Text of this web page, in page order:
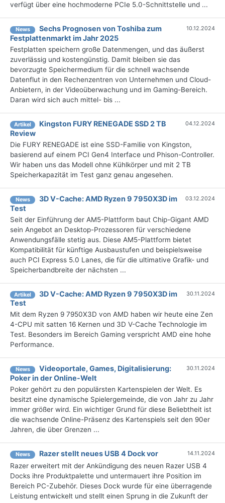
verfügt über eine hochmoderne PCIe 5.0-Schnittstelle und ...
News
Sechs Prognosen von Toshiba zum
Festplattenmarkt im Jahr 2025
10.12.2024
Festplatten speichern große Datenmengen, und das äußerst
zuverlässig und kostengünstig. Damit bleiben sie das
bevorzugte Speichermedium für die schnell wachsende
Datenflut in den Rechenzentren von Unternehmen und Cloud-
Anbietern, in der Videoüberwachung und im Gaming-Bereich.
Daran wird sich auch mittel- bis ...
Artikel
Kingston FURY RENEGADE SSD 2 TB
Review
04.12.2024
Die FURY RENEGADE ist eine SSD-Familie von Kingston,
basierend auf einem PCI Gen4 Interface und Phison-Controller.
Wir haben uns das Modell ohne Kühlkörper und mit 2 TB
Speicherkapazität im Test ganz genau angesehen.
News
3D V-Cache: AMD Ryzen 9 7950X3D im
Test
03.12.2024
Seit der Einführung der AM5-Plattform baut Chip-Gigant AMD
sein Angebot an Desktop-Prozessoren für verschiedene
Anwendungsfälle stetig aus. Diese AM5-Plattform bietet
Kompatibilität für künftige Ausbaustufen und beispielsweise
auch PCI Express 5.0 Lanes, die für die ultimative Grafik- und
Speicherbandbreite der nächsten ...
Artikel
3D V-Cache: AMD Ryzen 9 7950X3D im
Test
30.11.2024
Mit dem Ryzen 9 7950X3D von AMD haben wir heute eine Zen
4-CPU mit satten 16 Kernen und 3D V-Cache Technologie im
Test. Besonders im Bereich Gaming verspricht AMD eine hohe
Performance.
News
Videoportale, Games, Digitalisierung:
Poker in der Online-Welt
30.11.2024
Poker gehört zu den populärsten Kartenspielen der Welt. Es
besitzt eine dynamische Spielergemeinde, die von Jahr zu Jahr
immer größer wird. Ein wichtiger Grund für diese Beliebtheit ist
die wachsende Online-Präsenz des Kartenspiels seit den 90er
Jahren, die über Grenzen ...
News Razer stellt neues USB 4 Dock vor 14.11.2024
Razer erweitert mit der Ankündigung des neuen Razer USB 4
Docks ihre Produktpalette und untermauert ihre Position im
Bereich PC-Zubehör. Dieses Dock wurde für eine überragende
Leistung entwickelt und stellt einen Sprung in die Zukunft der